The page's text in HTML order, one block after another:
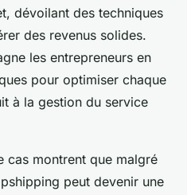
dévoilant des techniques
des revenus solides.
les entrepreneurs en
pour optimiser chaque
à la gestion du service
cas montrent que malgré
peut devenir une